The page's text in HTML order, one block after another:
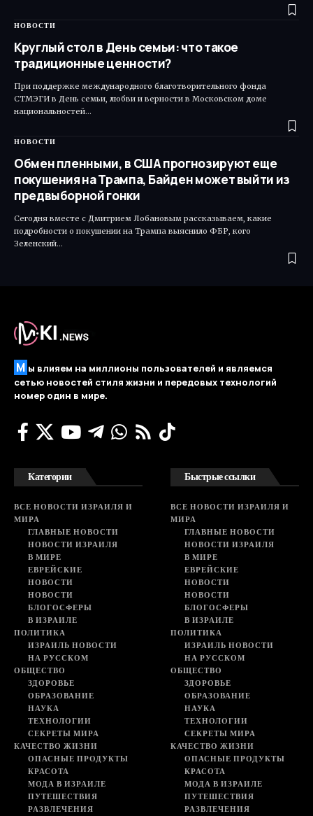
НОВОСТИ
Круглый стол в День семьи: что такое
традиционные ценности?
При поддержке международного благотворительного фонда
СТМЭГИ в День семьи, любви и верности в Московском доме
национальностей…
НОВОСТИ
Обмен пленными, в США прогнозируют еще
покушения на Трампа, Байден может выйти из
предвыборной гонки
Сегодня вместе с Дмитрием Лобановым рассказываем, какие
подробности о покушении на Трампа выяснило ФБР, кого
Зеленский…
М ы влияем на миллионы пользователей и являемся
сетью новостей стиля жизни и передовых технологий
номер один в мире.
Категории
ВСЕ НОВОСТИ ИЗРАИЛЯ И
МИРА
ГЛАВНЫЕ НОВОСТИ
НОВОСТИ ИЗРАИЛЯ
В МИРЕ
ЕВРЕЙСКИЕ
НОВОСТИ
НОВОСТИ
БЛОГОСФЕРЫ
В ИЗРАИЛЕ
ПОЛИТИКА
ИЗРАИЛЬ НОВОСТИ
НА РУССКОМ
ОБЩЕСТВО
ЗДОРОВЬЕ
ОБРАЗОВАНИЕ
НАУКА
ТЕХНОЛОГИИ
СЕКРЕТЫ МИРА
КАЧЕСТВО ЖИЗНИ
ОПАСНЫЕ ПРОДУКТЫ
КРАСОТА
МОДА В ИЗРАИЛЕ
ПУТЕШЕСТВИЯ
РАЗВЛЕЧЕНИЯ
Быстрые ссылки
ВСЕ НОВОСТИ ИЗРАИЛЯ И
МИРА
ГЛАВНЫЕ НОВОСТИ
НОВОСТИ ИЗРАИЛЯ
В МИРЕ
ЕВРЕЙСКИЕ
НОВОСТИ
НОВОСТИ
БЛОГОСФЕРЫ
В ИЗРАИЛЕ
ПОЛИТИКА
ИЗРАИЛЬ НОВОСТИ
НА РУССКОМ
ОБЩЕСТВО
ЗДОРОВЬЕ
ОБРАЗОВАНИЕ
НАУКА
ТЕХНОЛОГИИ
СЕКРЕТЫ МИРА
КАЧЕСТВО ЖИЗНИ
ОПАСНЫЕ ПРОДУКТЫ
КРАСОТА
МОДА В ИЗРАИЛЕ
ПУТЕШЕСТВИЯ
РАЗВЛЕЧЕНИЯ